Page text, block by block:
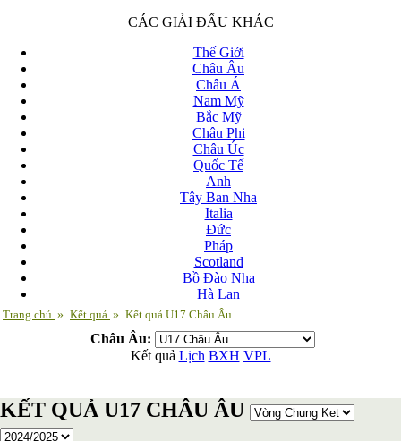
CÁC GIẢI ĐẤU KHÁC
Thế Giới
Châu Âu
Châu Á
Nam Mỹ
Bắc Mỹ
Châu Phi
Châu Úc
Quốc Tế
Anh
Tây Ban Nha
Italia
Đức
Pháp
Scotland
Bồ Đào Nha
Hà Lan
Nga
Andorra
Armenia
Belarus
Bosnia-Herzgovina
Trang chủ » Kết quả » Kết quả U17 Châu Âu
Châu Âu:
Kết quả Lịch BXH VPL
KẾT QUẢ U17 CHÂU ÂU